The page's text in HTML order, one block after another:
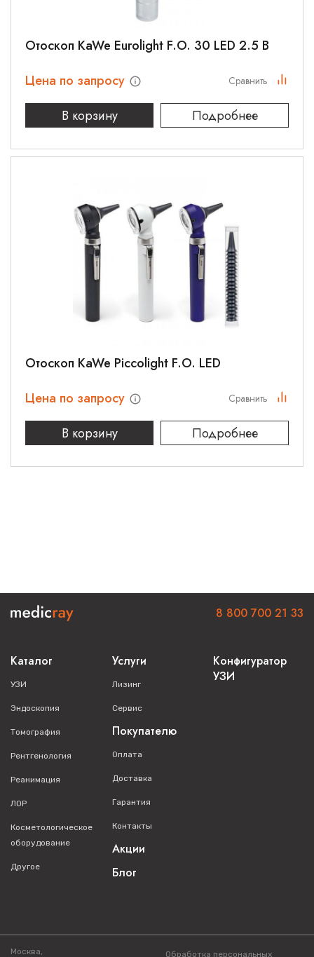
Отоскоп KaWe Eurolight F.O. 30 LED 2.5 В
Цена по запросу
В корзину
Подробнее
Сравнить
Отоскоп KaWe Piccolight F.O. LED
Цена по запросу
В корзину
Подробнее
Сравнить
Каталог
УЗИ
Эндоскопия
Томография
Рентгенология
Реанимация
ЛОР
Косметологическое
оборудование
Другое
Услуги
Лизинг
Сервис
Покупателю
Оплата
Доставка
Гарантия
Контакты
Акции
Блог
Конфигуратор
УЗИ
8 800 700 21 33
Москва, Обработка персональных